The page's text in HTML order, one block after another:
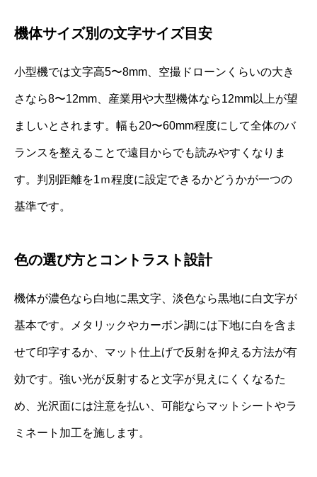
機体サイズ別の文字サイズ目安
小型機では文字高5〜8mm、空撮ドローンくらいの大き
さなら8〜12mm、産業用や大型機体なら12mm以上が望
ましいとされます。幅も20〜60mm程度にして全体のバ
ランスを整えることで遠目からでも読みやすくなりま
す。判別距離を1ｍ程度に設定できるかどうかが一つの
基準です。
色の選び方とコントラスト設計
機体が濃色なら白地に黒文字、淡色なら黒地に白文字が
基本です。メタリックやカーボン調には下地に白を含ま
せて印字するか、マット仕上げで反射を抑える方法が有
効です。強い光が反射すると文字が見えにくくなるた
め、光沢面には注意を払い、可能ならマットシートやラ
ミネート加工を施します。